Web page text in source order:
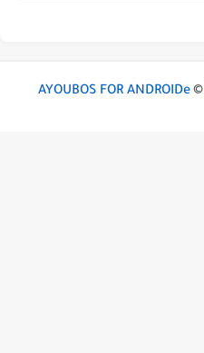
AYOUBOS FOR ANDROIDe